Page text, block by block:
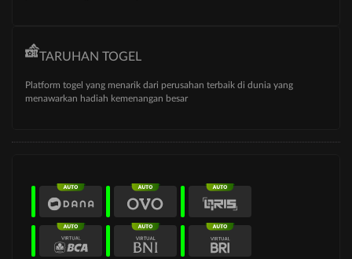
TARUHAN TOGEL
Platform togel yang menarik dari perusahan terbaik di dunia yang
menawarkan hadiah kemenangan besar